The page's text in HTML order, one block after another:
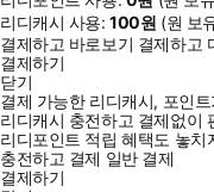
리디캐시 사용:100원 (원 보
결제하고 바로보기 결제하고
결제하기
닫기
결제 가능한 리디캐시, 포인
리디캐시 충전하고 결제없이
리디포인트 적립 혜택도 놓치
충전하고 결제 일반 결제
결제하기